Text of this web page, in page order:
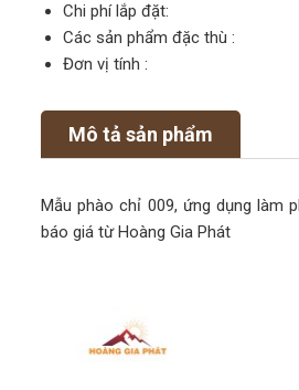
Chi phí lắp đặt:
Các sản phẩm đặc thù :
Đơn vị tính :
Mô tả sản phẩm
Mẫu phào chỉ 009, ứng dụng làm
báo giá từ Hoàng Gia Phát